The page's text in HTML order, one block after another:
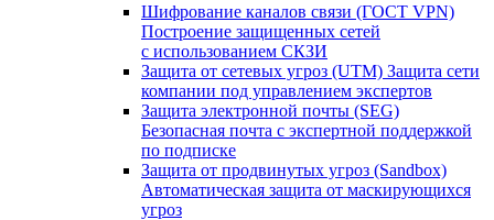
Шифрование каналов связи (ГОСТ VPN)
Построение защищенных сетей
с использованием СКЗИ
Защита от сетевых угроз (UTM) Защита сети
компании под управлением экспертов
Защита электронной почты (SEG)
Безопасная почта с экспертной поддержкой
по подписке
Защита от продвинутых угроз (Sandbox)
Автоматическая защита от маскирующихся
угроз